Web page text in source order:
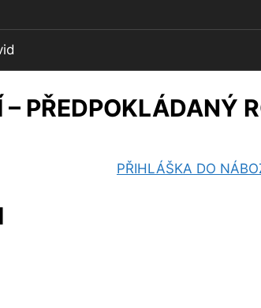
PŘIHLÁŠKA DO